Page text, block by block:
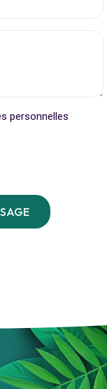
personnelles